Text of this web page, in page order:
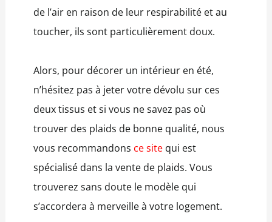
de l’air en raison de leur respirabilité et au
toucher, ils sont particulièrement doux.
Alors, pour décorer un intérieur en été,
n’hésitez pas à jeter votre dévolu sur ces
deux tissus et si vous ne savez pas où
trouver des plaids de bonne qualité, nous
vous recommandons ce sitequi est
spécialisé dans la vente de plaids. Vous
trouverez sans doute le modèle qui
s’accordera à merveille à votre logement.